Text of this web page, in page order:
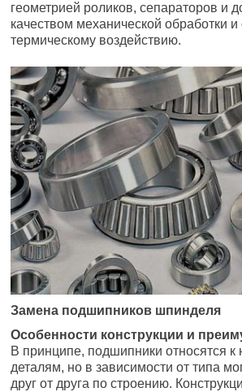
геометрией роликов, сепараторов и
качеством механической обработки и
термическому воздействию.
Замена подшипников шпинделя
Особенности конструкции и
В принципе, подшипники относятся
деталям, но в зависимости от типа
друг от друга по строению.